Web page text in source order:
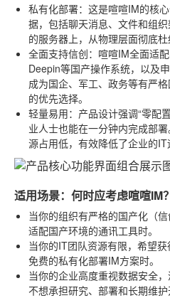
私有化部署：这是喧喧IM的核
据，包括聊天消息、文件和组
的服务器上，从物理层面彻底
全面支持信创：喧喧IM全面适
Deepin等国产操作系统，以及
成为国企、军工、政务等有严
的优先选择。
轻量易用：产品设计强调“零配
业人士也能在一分钟内完成部
源占用低，有效降低了企业的IT
适用场景：何时应考虑喧喧IM？
当你的组织有严格的国产化（
适配国产环境的通讯工具时。
当你的IT团队资源有限，希望
免费的私有化部署IM方案时。
当你的企业高度重视数据安全
不想承担研究、部署和长期维